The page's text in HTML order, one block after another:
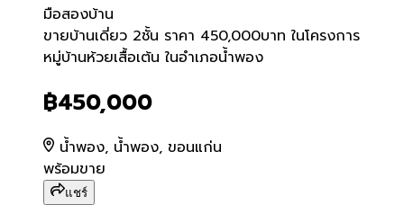
มือสองบ้าน
ขายบ้านเดี่ยว 2ชั้น ราคา
ขายบ้านเดี่ยว 2ชั้น ราคา 450,000บาท ในโครงการ
หมู่บ้านห้วยเสื้อเต้น ในอำเภอน้ำพอง
฿450,000
น้ำพอง, น้ำพอง, ขอนแก่น
พร้อมขาย
แชร์